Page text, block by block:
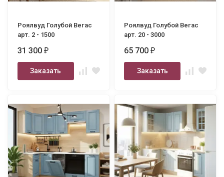
Роялвуд Голубой Вегас
арт. 2 - 1500
31 300₽
Заказать
Роялвуд Голубой Вегас
арт. 20 - 3000
65 700₽
Заказать